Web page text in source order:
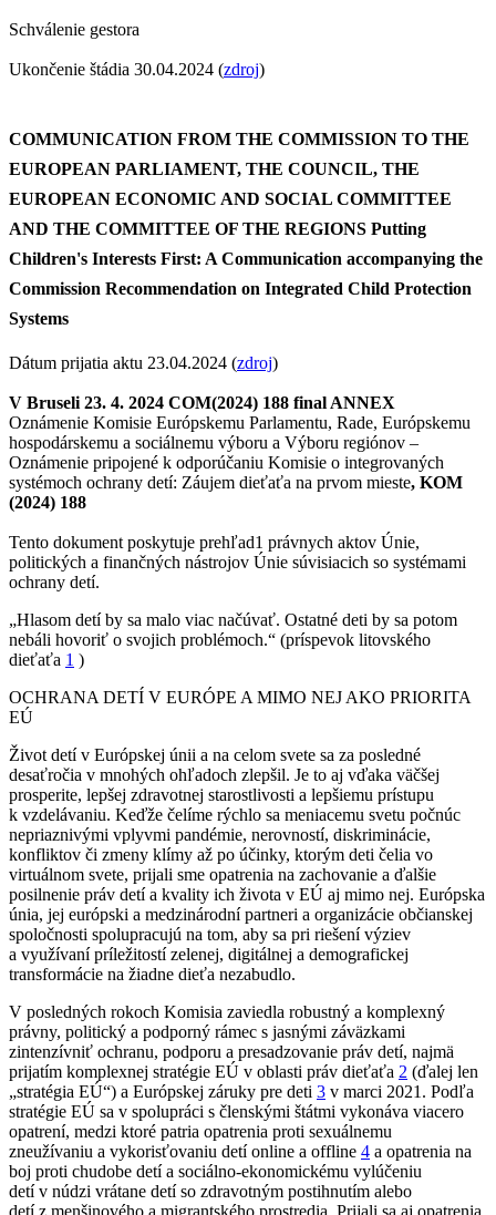
Schválenie gestora
Ukončenie štádia 30.04.2024 (zdroj)
COMMUNICATION FROM THE COMMISSION TO THE
EUROPEAN PARLIAMENT, THE COUNCIL, THE
EUROPEAN ECONOMIC AND SOCIAL COMMITTEE
AND THE COMMITTEE OF THE REGIONS Putting
Children's Interests First: A Communication accompanying the
Commission Recommendation on Integrated Child Protection
Systems
Dátum prijatia aktu 23.04.2024 (zdroj)
V Bruseli 23. 4. 2024 COM(2024) 188 final ANNEX
Oznámenie Komisie Európskemu Parlamentu, Rade, Európskemu
hospodárskemu a sociálnemu výboru a Výboru regiónov –
Oznámenie pripojené k odporúčaniu Komisie o integrovaných
systémoch ochrany detí: Záujem dieťaťa na prvom mieste, KOM
(2024) 188
Tento dokument poskytuje prehľad1 právnych aktov Únie,
politických a finančných nástrojov Únie súvisiacich so systémami
ochrany detí.
„Hlasom detí by sa malo viac načúvať. Ostatné deti by sa potom
nebáli hovoriť o svojich problémoch.“ (príspevok litovského
dieťaťa 1 )
OCHRANA DETÍ V EURÓPE A MIMO NEJ AKO PRIORITA
EÚ
Život detí v Európskej únii a na celom svete sa za posledné
desaťročia v mnohých ohľadoch zlepšil. Je to aj vďaka väčšej
prosperite, lepšej zdravotnej starostlivosti a lepšiemu prístupu
k vzdelávaniu. Keďže čelíme rýchlo sa meniacemu svetu počnúc
nepriaznivými vplyvmi pandémie, nerovností, diskriminácie,
konfliktov či zmeny klímy až po účinky, ktorým deti čelia vo
virtuálnom svete, prijali sme opatrenia na zachovanie a ďalšie
posilnenie práv detí a kvality ich života v EÚ aj mimo nej. Európska
únia, jej európski a medzinárodní partneri a organizácie občianskej
spoločnosti spolupracujú na tom, aby sa pri riešení výziev
a využívaní príležitostí zelenej, digitálnej a demografickej
transformácie na žiadne dieťa nezabudlo.
V posledných rokoch Komisia zaviedla robustný a komplexný
právny, politický a podporný rámec s jasnými záväzkami
zintenzívniť ochranu, podporu a presadzovanie práv detí, najmä
prijatím komplexnej stratégie EÚ v oblasti práv dieťaťa 2 (ďalej len
„stratégia EÚ“) a Európskej záruky pre deti 3 v marci 2021. Podľa
stratégie EÚ sa v spolupráci s členskými štátmi vykonáva viacero
opatrení, medzi ktoré patria opatrenia proti sexuálnemu
zneužívaniu a vykorisťovaniu detí online a offline 4 a opatrenia na
boj proti chudobe detí a sociálno-ekonomickému vylúčeniu
detí v núdzi vrátane detí so zdravotným postihnutím alebo
detí z menšinového a migrantského prostredia. Prijali sa aj opatrenia